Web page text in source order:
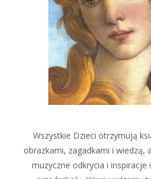
Wszystkie Dzieci otrzymują
obrazkami, zagadkami i wiedzą,
muzyczne odkrycia i